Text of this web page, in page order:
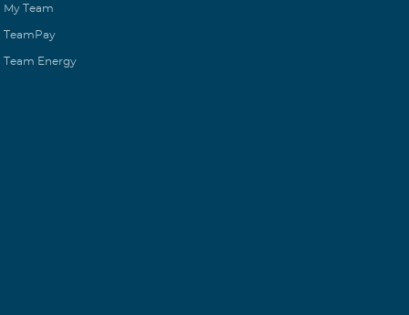
My Team
TeamPay
Team Energy